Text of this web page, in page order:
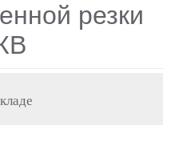
резки